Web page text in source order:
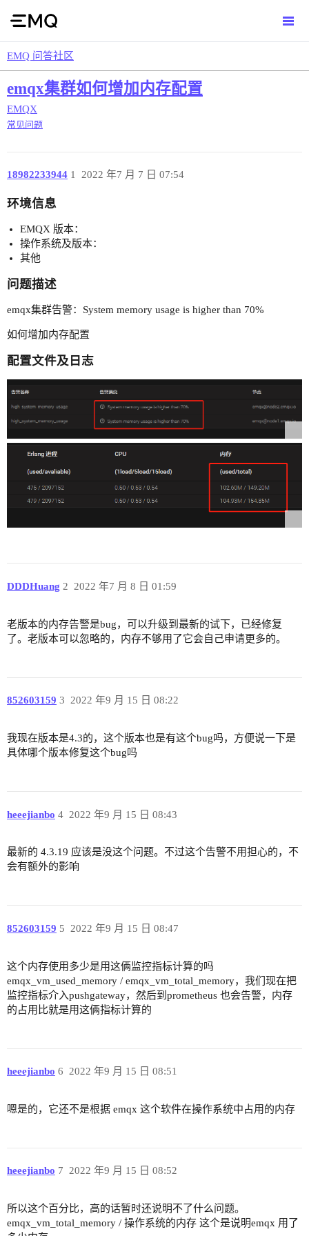
EMQ 问答社区
emqx集群如何增加内存配置
EMQX
常见问题
18982233944 2022 年7 月 7 日 07:54
1
环境信息
EMQX 版本：
操作系统及版本：
其他
问题描述
emqx集群告警：System memory usage is higher than 70%
如何增加内存配置
配置文件及日志
DDDHuang 2022 年7 月 8 日 01:59
2
老版本的内存告警是bug，可以升级到最新的试下，已经修复
了。老版本可以忽略的，内存不够用了它会自己申请更多的。
852603159 2022 年9 月 15 日 08:22
3
我现在版本是4.3的，这个版本也是有这个bug吗，方便说一下是
具体哪个版本修复这个bug吗
heeejianbo 2022 年9 月 15 日 08:43
4
最新的 4.3.19 应该是没这个问题。不过这个告警不用担心的，不
会有额外的影响
852603159 2022 年9 月 15 日 08:47
5
这个内存使用多少是用这俩监控指标计算的吗
emqx_vm_used_memory / emqx_vm_total_memory，我们现在把
监控指标介入pushgateway，然后到prometheus 也会告警，内存
的占用比就是用这俩指标计算的
heeejianbo 2022 年9 月 15 日 08:51
6
嗯是的，它还不是根据 emqx 这个软件在操作系统中占用的内存
heeejianbo 2022 年9 月 15 日 08:52
7
所以这个百分比，高的话暂时还说明不了什么问题。
emqx_vm_total_memory / 操作系统的内存 这个是说明emqx 用了